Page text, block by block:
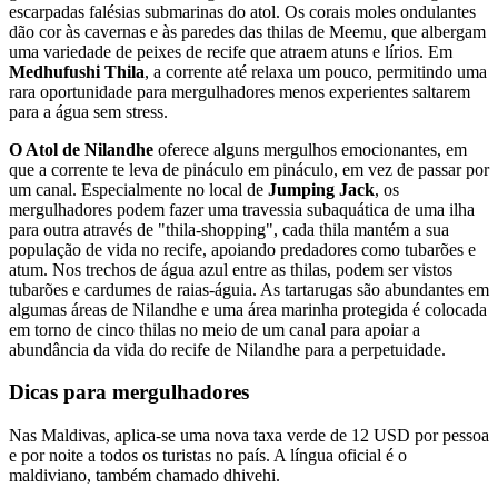
escarpadas falésias submarinas do atol. Os corais moles ondulantes
dão cor às cavernas e às paredes das thilas de Meemu, que albergam
uma variedade de peixes de recife que atraem atuns e lírios. Em
Medhufushi Thila, a corrente até relaxa um pouco, permitindo uma
rara oportunidade para mergulhadores menos experientes saltarem
para a água sem stress.
O Atol de Nilandhe oferece alguns mergulhos emocionantes, em
que a corrente te leva de pináculo em pináculo, em vez de passar por
um canal. Especialmente no local de Jumping Jack, os
mergulhadores podem fazer uma travessia subaquática de uma ilha
para outra através de "thila-shopping", cada thila mantém a sua
população de vida no recife, apoiando predadores como tubarões e
atum. Nos trechos de água azul entre as thilas, podem ser vistos
tubarões e cardumes de raias-águia. As tartarugas são abundantes em
algumas áreas de Nilandhe e uma área marinha protegida é colocada
em torno de cinco thilas no meio de um canal para apoiar a
abundância da vida do recife de Nilandhe para a perpetuidade.
Dicas para mergulhadores
Nas Maldivas, aplica-se uma nova taxa verde de 12 USD por pessoa
e por noite a todos os turistas no país. A língua oficial é o
maldiviano, também chamado dhivehi.